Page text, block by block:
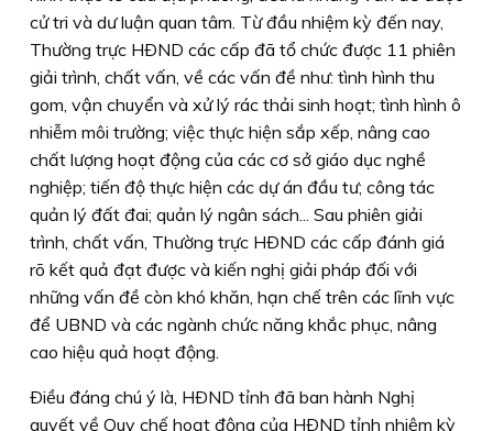
cử tri và dư luận quan tâm. Từ đầu nhiệm kỳ đến nay,
Thường trực HÐND các cấp đã tổ chức được 11 phiên
giải trình, chất vấn, về các vấn đề như: tình hình thu
gom, vận chuyển và xử lý rác thải sinh hoạt; tình hình ô
nhiễm môi trường; việc thực hiện sắp xếp, nâng cao
chất lượng hoạt động của các cơ sở giáo dục nghề
nghiệp; tiến độ thực hiện các dự án đầu tư; công tác
quản lý đất đai; quản lý ngân sách... Sau phiên giải
trình, chất vấn, Thường trực HÐND các cấp đánh giá
rõ kết quả đạt được và kiến nghị giải pháp đối với
những vấn đề còn khó khăn, hạn chế trên các lĩnh vực
để UBND và các ngành chức năng khắc phục, nâng
cao hiệu quả hoạt động.
Ðiều đáng chú ý là, HÐND tỉnh đã ban hành Nghị
quyết về Quy chế hoạt động của HÐND tỉnh nhiệm kỳ